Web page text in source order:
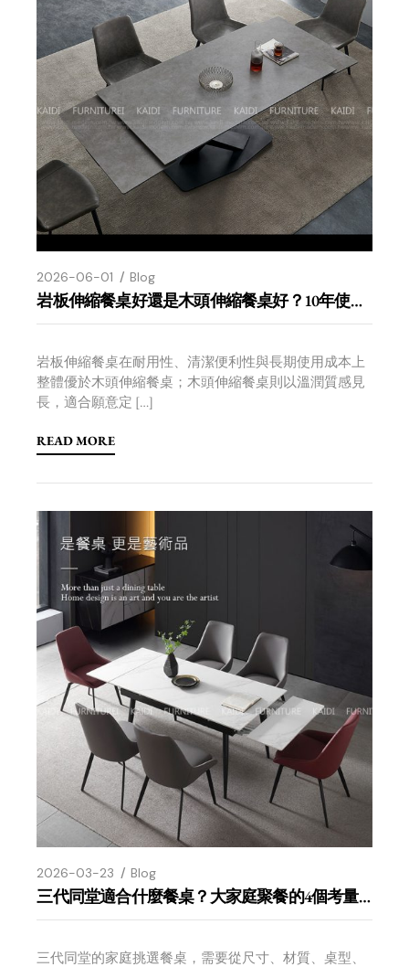
2026-06-01 Blog
岩板伸縮餐桌好還是木頭伸縮餐桌好？10年使用差異一次看
岩板伸縮餐桌在耐用性、清潔便利性與長期使用成本上
整體優於木頭伸縮餐桌；木頭伸縮餐桌則以溫潤質感見
長，適合願意定 […]
READ MORE
2026-03-23 Blog
三代同堂適合什麼餐桌？大家庭聚餐的4個考量點
三代同堂的家庭挑選餐桌，需要從尺寸、材質、桌型、